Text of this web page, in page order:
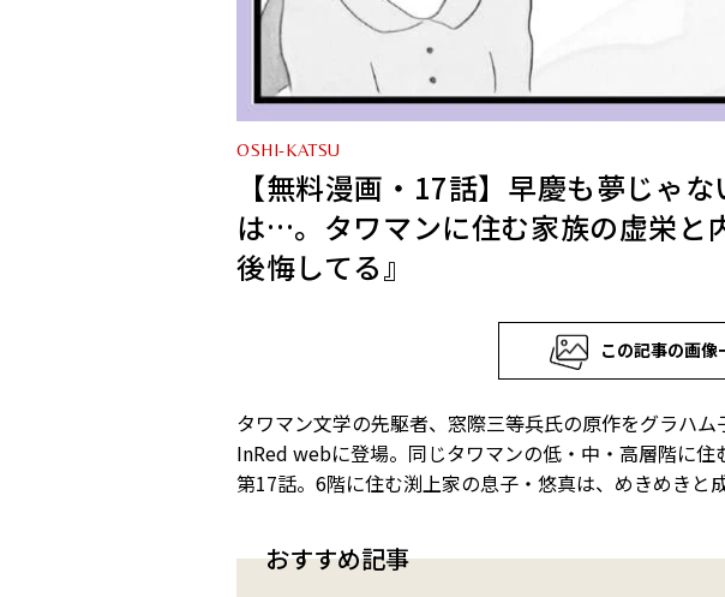
OSHI-KATSU
【無料漫画・17話】早慶も夢じゃ
は…。タワマンに住む家族の虚栄と
後悔してる』
この記事の画像
タワマン文学の先駆者、窓際三等兵氏の原作をグラハ
InRed webに登場。同じタワマンの低・中・高層階に
第17話。6階に住む渕上家の息子・悠真は、めきめきと
おすすめ記事